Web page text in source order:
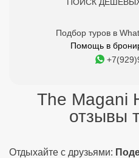
Подбор туров в
Помощь в
The Magani
отзывы
Отдыхайте с друзьями: